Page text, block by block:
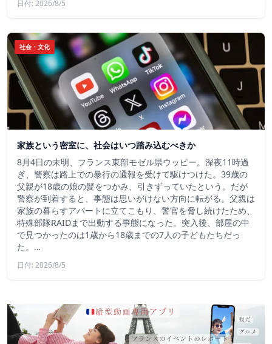
日付: 2026/8/5
社会・文化
家族という密室に、社会はいつ踏み込むべきか
8月4日の未明、フランス東部モゼル県ウッピー。深夜11時過
ぎ、警察は路上での暴行の通報を受けて駆けつけた。39歳の
父親が18歳の娘の髪をつかみ、引きずっていたという。だが
警察が到着すると、事態は思いがけない方向に転がる。父親は
家族の暮らすアパートに立てこもり、警官を脅し続けたため、
特殊部隊RAIDまで出動する事態になった。突入後、部屋の中
で見つかったのは1歳から18歳までの7人の子どもたちだっ
た。…
日付: 2026/8/5